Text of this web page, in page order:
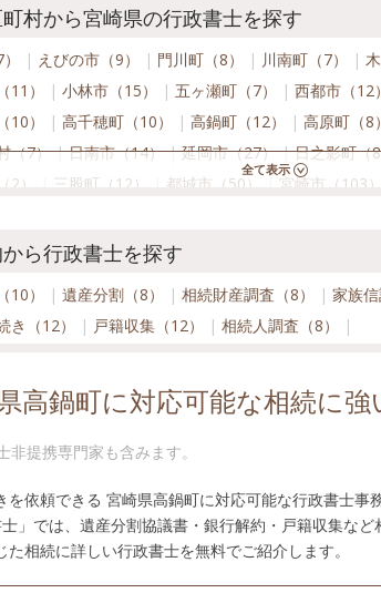
村から宮崎県の行政書士を探す
えびの市（9） 門川町（8） 川南町（7）
11）
小林市（15） 五ヶ瀬町（7） 西都市（12
10）
高千穂町（10） 高鍋町（12） 高原町（8
（7）
日南市（14） 延岡市（27） 日之影町（
2）
三股町（12） 都城市（50） 宮崎市（103）
ら行政書士を探す
10） 遺産分割（8） 相続財産調査（8） 家族信
き（12）
戸籍収集（12） 相続人調査（8）
高鍋町に対応可能な相続に強
非提携専門家も含みます。
を依頼できる 宮崎県高鍋町に対応可能な行政書士事
士」では、遺産分割協議書・銀行解約・戸籍収集な
た相続に詳しい行政書士を無料でご紹介します。